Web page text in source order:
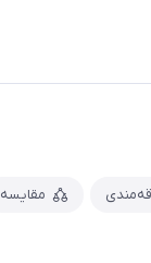
مقایسه